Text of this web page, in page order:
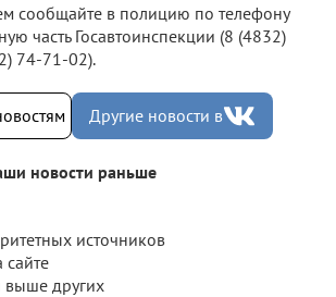
сообщайте в полицию по телефону
часть Госавтоинспекции (8 (4832)
74-71-02).
Другие новости в
новости раньше
источников
сайте
выше других